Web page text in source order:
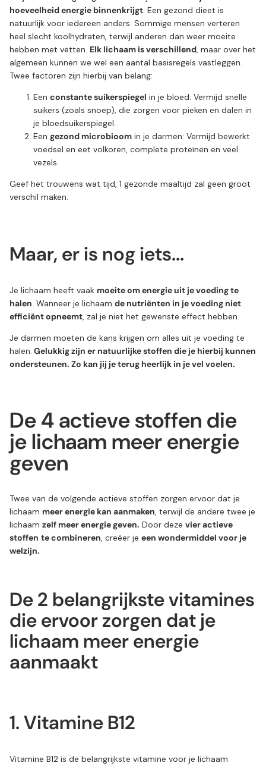
hoeveelheid energie binnenkrijgt. Een gezond dieet is
natuurlijk voor iedereen anders. Sommige mensen verteren
heel slecht koolhydraten, terwijl anderen dan weer moeite
hebben met vetten. Elk lichaam is verschillend, maar over het
algemeen kunnen we wel een aantal basisregels vastleggen.
Twee factoren zijn hierbij van belang:
Een constante suikerspiegel in je bloed: Vermijd snelle
suikers (zoals snoep), die zorgen voor pieken en dalen in
je bloedsuikerspiegel.
Een gezond microbioom in je darmen: Vermijd bewerkt
voedsel en eet volkoren, complete proteïnen en veel
vezels.
Geef het trouwens wat tijd, 1 gezonde maaltijd zal geen groot
verschil maken.
Maar, er is nog iets...
Je lichaam heeft vaak moeite om energie uit je voeding te
halen. Wanneer je lichaam de nutriënten in je voeding niet
efficiënt opneemt, zal je niet het gewenste effect hebben.
Je darmen moeten de kans krijgen om alles uit je voeding te
halen. Gelukkig zijn er natuurlijke stoffen die je hierbij kunnen
ondersteunen. Zo kan jij je terug heerlijk in je vel voelen.
De 4 actieve stoffen die
je lichaam meer energie
geven
Twee van de volgende actieve stoffen zorgen ervoor dat je
lichaam meer energie kan aanmaken, terwijl de andere twee je
lichaam zelf meer energie geven. Door deze vier actieve
stoffen te combineren, creëer je een wondermiddel voor je
welzijn.
De 2 belangrijkste vitamines
die ervoor zorgen dat je
lichaam meer energie
aanmaakt
1. Vitamine B12
Vitamine B12 is de belangrijkste vitamine voor je lichaam